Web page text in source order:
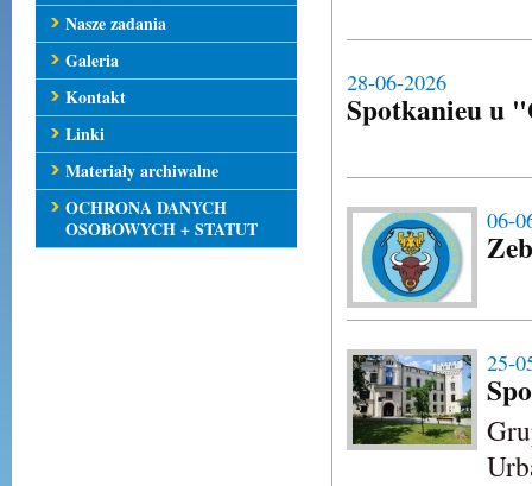
Nasze zadania
Galeria
Kontakt
Linki
Materiały archiwalne
OCHRONA DANYCH
OSOBOWYCH + STATUT
28-06-2026
Spotkanieu u
06-
25-